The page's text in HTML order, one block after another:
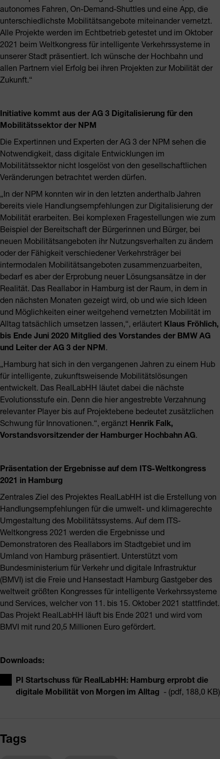
autonomes Fahren, On-Demand-Shuttles und eine App, die
unterschiedlichste Mobilitätsangebote miteinander vernetzt.
Alle Projekte werden im Echtbetrieb getestet und im Oktober
2021 beim Weltkongress für intelligente Verkehrssysteme in
unserer Stadt präsentiert. Ich wünsche der Hochbahn und
allen Partnern viel Erfolg bei ihren Projekten zur Mobilität der
Zukunft.“
Initiative kommt aus der AG 3 Digitalisierung für den
Mobilitätssektor der NPM
Die Expertinnen und Experten der AG 3 der NPM sehen die
Notwendigkeit, dass digitale Entwicklungen im
Mobilitätssektor nicht losgelöst von den gesellschaftlichen
Veränderungen betrachtet werden dürfen.
„In der NPM konnten wir in den letzten anderthalb Jahren
bereits viele Handlungsempfehlungen zur Digitalisierung der
Mobilität erarbeiten. Bei komplexen Fragestellungen wie zum
Beispiel der Bereitschaft der Bürgerinnen und Bürger, bei
neuen Mobilitätsangeboten ihr Nutzungsverhalten zu ändern
oder der Fähigkeit verschiedener Verkehrsträger bei
intermodalen Mobilitätsangeboten zusammenzuarbeiten,
bedarf es aber der Erprobung neuer Lösungsansätze in der
Realität. Das Reallabor in Hamburg ist der Raum, in dem in
den nächsten Monaten gezeigt wird, ob und wie sich Ideen
und Möglichkeiten einer weitgehend vernetzten Mobilität im
Alltag tatsächlich umsetzen lassen,“, erläutert Klaus Fröhlich,
bis Ende Juni 2020 Mitglied des Vorstandes der BMW AG
und Leiter der AG 3 der NPM.
„Hamburg hat sich in den vergangenen Jahren zu einem Hub
für intelligente, zukunftsweisende Mobilitätslösungen
entwickelt. Das RealLabHH läutet dabei die nächste
Evolutionsstufe ein. Denn die hier angestrebte Verzahnung
relevanter Player bis auf Projektebene bedeutet zusätzlichen
Schwung für Innovationen.“, ergänzt Henrik Falk,
Vorstandsvorsitzender der Hamburger Hochbahn AG.
Präsentation der Ergebnisse auf dem ITS-Weltkongress
2021 in Hamburg
Zentrales Ziel des Projektes RealLabHH ist die Erstellung von
Handlungsempfehlungen für die umwelt- und klimagerechte
Umgestaltung des Mobilitätssystems. Auf dem ITS-
Weltkongress 2021 werden die Ergebnisse und
Demonstratoren des Reallabors im Stadtgebiet und im
Umland von Hamburg präsentiert. Unterstützt vom
Bundesministerium für Verkehr und digitale Infrastruktur
(BMVI) ist die Freie und Hansestadt Hamburg Gastgeber des
weltweit größten Kongresses für intelligente Verkehrssysteme
und Services, welcher von 11. bis 15. Oktober 2021 stattfindet.
Das Projekt RealLabHH läuft bis Ende 2021 und wird vom
BMVI mit rund 20,5 Millionen Euro gefördert.
Downloads:
PI Startschuss für RealLabHH: Hamburg erprobt die
digitale Mobilität von Morgen im Alltag - (pdf, 188,0 KB)
Tags